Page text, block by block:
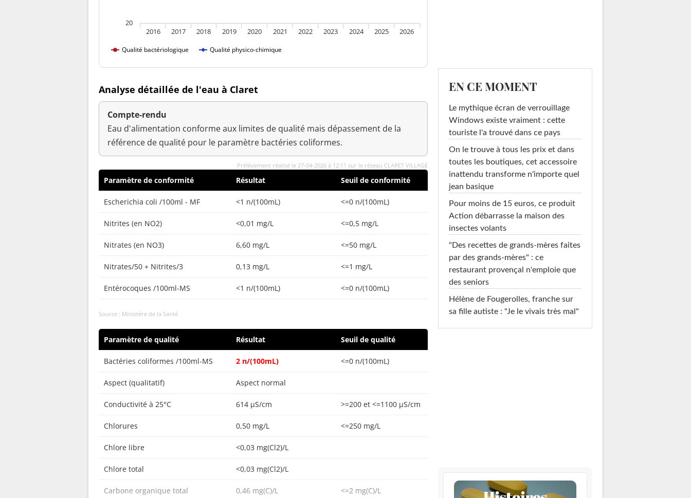
Qualité bactériologique Qualité physico-chimique
2016 2017 2018 2019 2020 2021 2022 2023 2024 2025 2026
20
Analyse détaillée de l'eau à Claret
Compte-rendu
Eau d'alimentation conforme aux limites de qualité mais dépassement de la
référence de qualité pour le paramètre bactéries coliformes.
Prélèvement réalisé le 27-04-2026 à 12:11 sur le réseau CLARET VILLAGE
Paramètre de conformité Résultat Seuil de conformité
Escherichia coli /100ml - MF <1 n/(100mL) <=0 n/(100mL)
Nitrites (en NO2) <0,01 mg/L <=0,5 mg/L
Nitrates (en NO3) 6,60 mg/L <=50 mg/L
Nitrates/50 + Nitrites/3 0,13 mg/L <=1 mg/L
Entérocoques /100ml-MS <1 n/(100mL) <=0 n/(100mL)
Source : Ministère de la Santé
Paramètre de qualité Résultat Seuil de qualité
Bactéries coliformes /100ml-MS 2 n/(100mL) <=0 n/(100mL)
Aspect (qualitatif) Aspect normal
Conductivité à 25°C 614 µS/cm >=200 et <=1100 µS/cm
Chlorures 0,50 mg/L <=250 mg/L
Chlore libre <0,03 mg(Cl2)/L
Chlore total <0,03 mg(Cl2)/L
Carbone organique total 0,46 mg(C)/L <=2 mg(C)/L
EN CE MOMENT
Le mythique écran de verrouillage
Windows existe vraiment : cette
touriste l'a trouvé dans ce pays
On le trouve à tous les prix et dans
toutes les boutiques, cet accessoire
inattendu transforme n'importe quel
jean basique
Pour moins de 15 euros, ce produit
Action débarrasse la maison des
insectes volants
"Des recettes de grands-mères faites
par des grands-mères" : ce
restaurant provençal n'emploie que
des seniors
Hélène de Fougerolles, franche sur
sa fille autiste : "Je le vivais très mal"